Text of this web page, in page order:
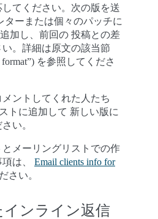
てください。次の版を送
ターまたは個々のパッチに
加し、前回の 投稿との差
。詳細は原文の該当節
format”) を参照してくださ
ントしてくれた人たち
トに追加して 新しい版に
い。
とメーリングリストでの作
は、 Email clients info for
さい。
ンライン返信